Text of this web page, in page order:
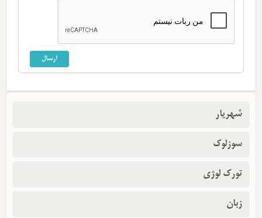
شهریار
سوزلوک
تورک لوژی
زبان